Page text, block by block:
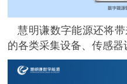
慧明谦数字能源还将
的各类采集设备、传感器